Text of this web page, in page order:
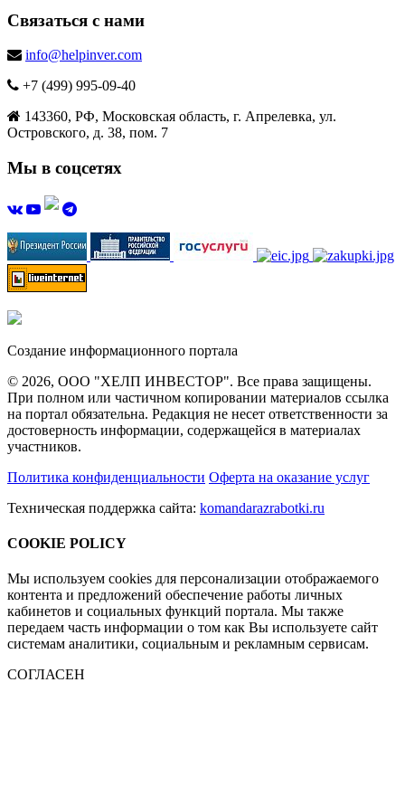
Связаться с нами
info@helpinver.com
+7 (499) 995-09-40
143360, РФ, Московская область, г. Апрелевка, ул.
Островского, д. 38, пом. 7
Мы в соцсетях
Создание информационного портала
© 2026, ООО "ХЕЛП ИНВЕСТОР". Все права защищены.
При полном или частичном копировании материалов ссылка
на портал обязательна. Редакция не несет ответственности за
достоверность информации, содержащейся в материалах
участников.
Политика конфиденциальности Оферта на оказание услуг
Техническая поддержка сайта: komandarazrabotki.ru
COOKIE POLICY
Мы используем cookies для персонализации отображаемого
контента и предложений обеспечение работы личных
кабинетов и социальных функций портала. Мы также
передаем часть информации о том как Вы используете сайт
системам аналитики, социальным и рекламным сервисам.
СОГЛАСЕН